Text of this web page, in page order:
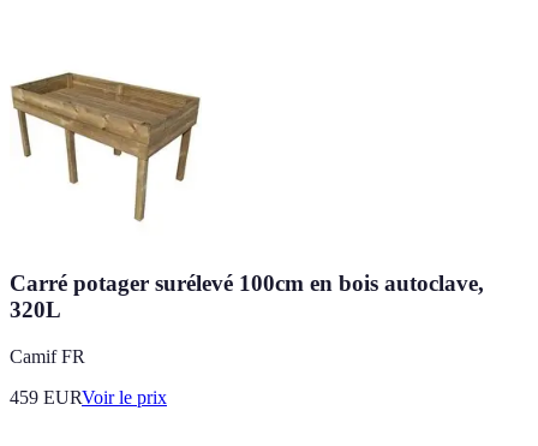
Carré potager surélevé 100cm en bois autoclave,
320L
Camif FR
459 EURVoir le prix